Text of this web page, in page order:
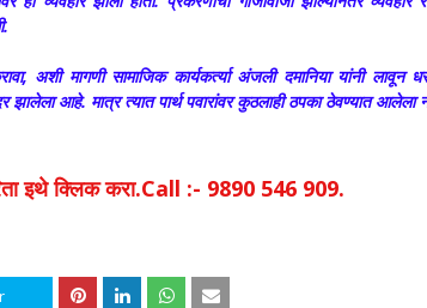
अशी मागणी सामाजिक कार्यकर्त्या अंजली दमानिया यांनी
आहे. मात्र त्यात पार्थ पवारांवर कुठलाही ठपका ठेवण्यात आलेला
इथे क्लिक करा.Call :- 9890 546 909.